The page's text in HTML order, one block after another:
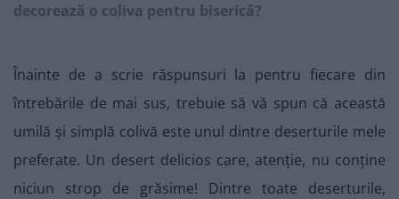
decorează o coliva pentru biserică?
Înainte de a scrie răspunsuri la pentru fiecare din
întrebările de mai sus, trebuie să vă spun că această
umilă și simplă colivă este unul dintre deserturile mele
preferate. Un desert delicios care, atenție, nu conține
niciun strop de grăsime! Dintre toate deserturile,